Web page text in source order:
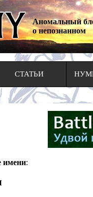
Аномальный
о непознанном
СТАТЬИ
имени: